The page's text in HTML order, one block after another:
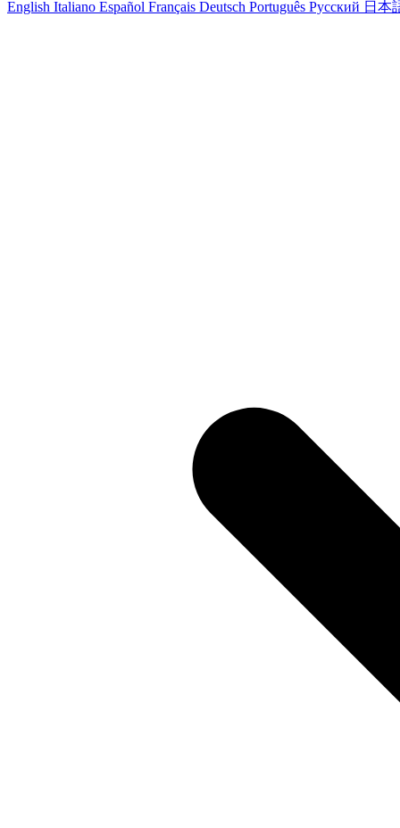
English Italiano Español Français Deutsch Português Русский 日本